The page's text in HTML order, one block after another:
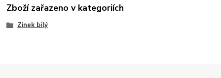
Zboží zařazeno v kategoriích
Zinek bílý